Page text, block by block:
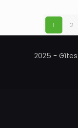
1 2
2025 -